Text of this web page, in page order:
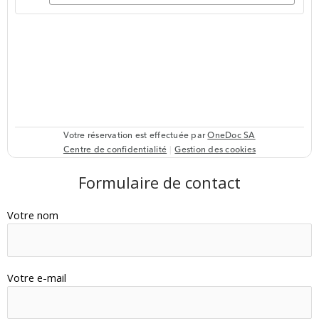
Formulaire de contact
Votre nom
Votre e-mail